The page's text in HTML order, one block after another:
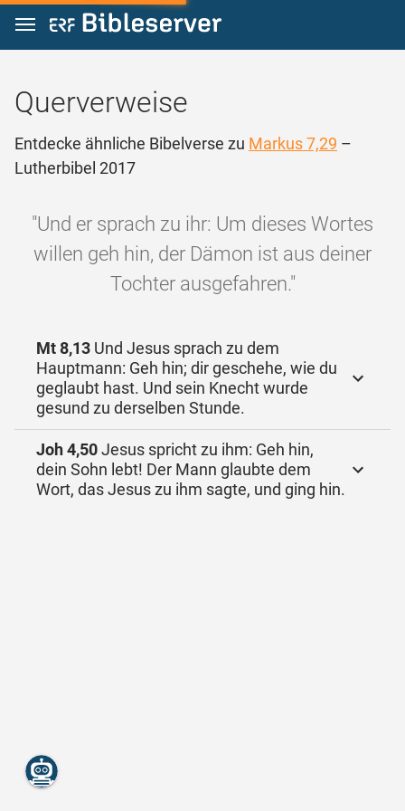
Zum Inhalt springen
Querverweise
Entdecke ähnliche Bibelverse zu Markus 7,29 –
Lutherbibel 2017
"Und er sprach zu ihr: Um dieses Wortes
willen geh hin, der Dämon ist aus deiner
Tochter ausgefahren."
Mt 8,13 Und Jesus sprach zu dem
Hauptmann: Geh hin; dir geschehe, wie du
geglaubt hast. Und sein Knecht wurde
gesund zu derselben Stunde.
Joh 4,50Jesus spricht zu ihm: Geh hin,
dein Sohn lebt! Der Mann glaubte dem
Wort, das Jesus zu ihm sagte, und ging hin.